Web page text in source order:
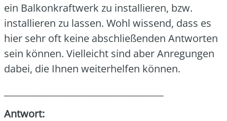
ein Bal­kon­kraft­werk zu instal­lie­ren, bzw.
instal­lie­ren zu las­sen. Wohl wis­send, dass es
hier sehr oft kei­ne abschlie­ßen­den Ant­wor­ten
sein kön­nen. Viel­leicht sind aber Anre­gun­gen
dabei, die Ihnen wei­ter­hel­fen kön­nen.
Ant­wort: